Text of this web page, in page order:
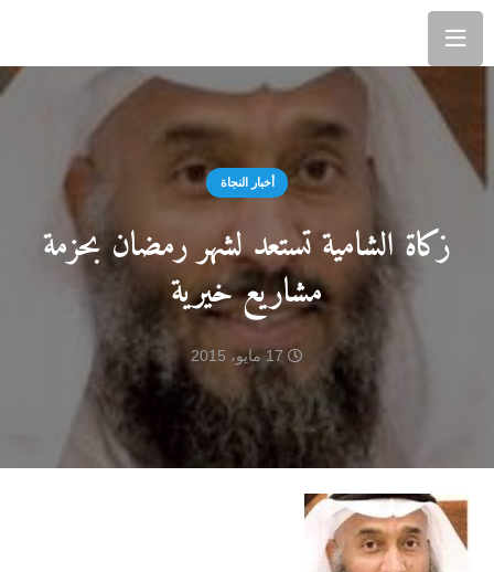
أخبار النجاة
زكاة الشامية تستعد لشهر رمضان بحزمة
مشاريع خيرية
17 مايو، 2015